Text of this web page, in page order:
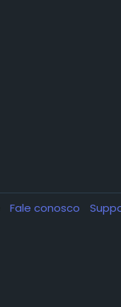
Fale conosco